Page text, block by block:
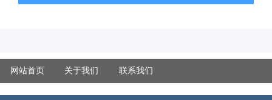
网站首页 关于我们 联系我们